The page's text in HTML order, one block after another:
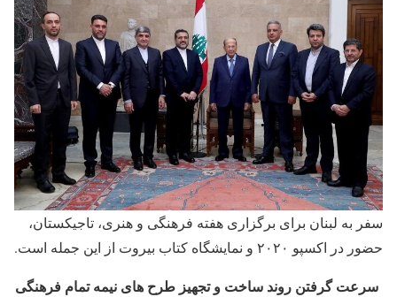
سفر به لبنان برای برگزاری هفته فرهنگی و هنری، تاجیکستان،
حضور در اکسپو ۲۰۲۰ و نمایشگاه کتاب بیروت از این جمله است.
سرعت گرفتن روند ساخت و تجهیز طرح های نیمه تمام فرهنگی